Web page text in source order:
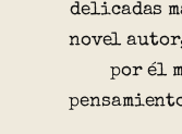
delicadas
novel
por él